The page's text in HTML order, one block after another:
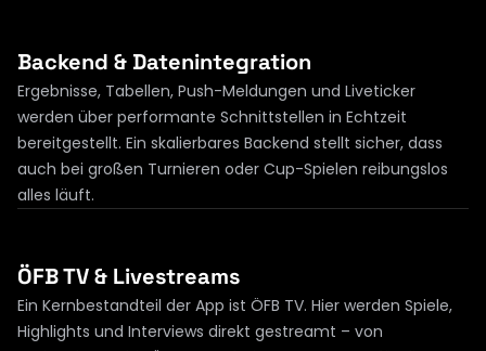
Backend & Datenintegration
Ergebnisse, Tabellen, Push-Meldungen und Liveticker
werden über performante Schnittstellen in Echtzeit
bereitgestellt. Ein skalierbares Backend stellt sicher, dass
auch bei großen Turnieren oder Cup-Spielen reibungslos
alles läuft.
ÖFB TV & Livestreams
Ein Kernbestandteil der App ist ÖFB TV. Hier werden Spiele,
Highlights und Interviews direkt gestreamt – von